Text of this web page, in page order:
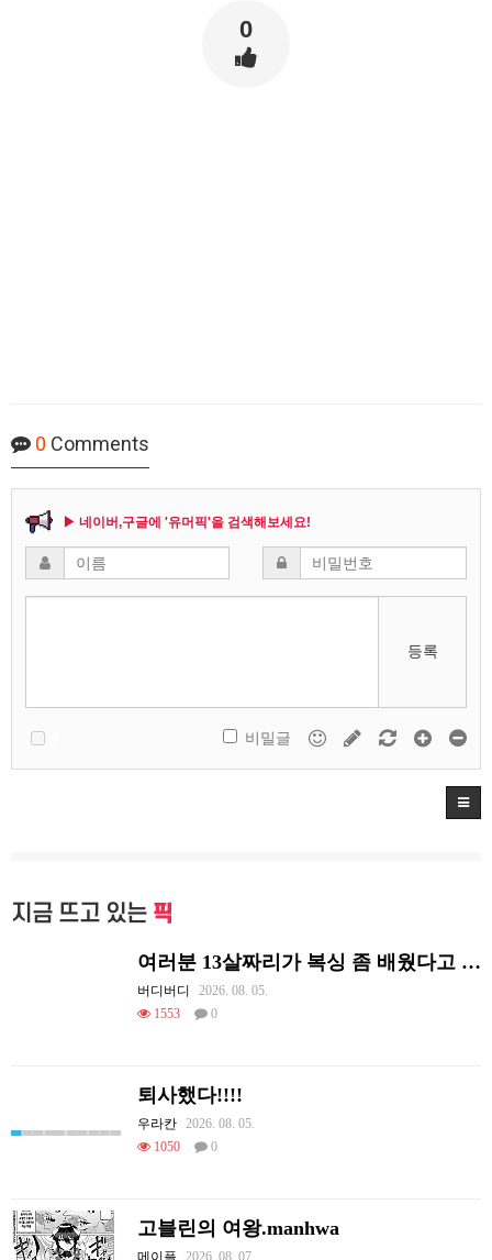
0
0 Comments
▶ 네이버,구글에 '유머픽'을 검색해보세요!
등록
비밀글
지금 뜨고 있는 픽
여러분 13살짜리가 복싱 좀 배웠다고 깝치는데 어떻게 할까요?
버디버디
2026. 08. 05.
1553
0
퇴사했다!!!!
우라칸 2026. 08. 05.
1050
0
고블린의 여왕.manhwa